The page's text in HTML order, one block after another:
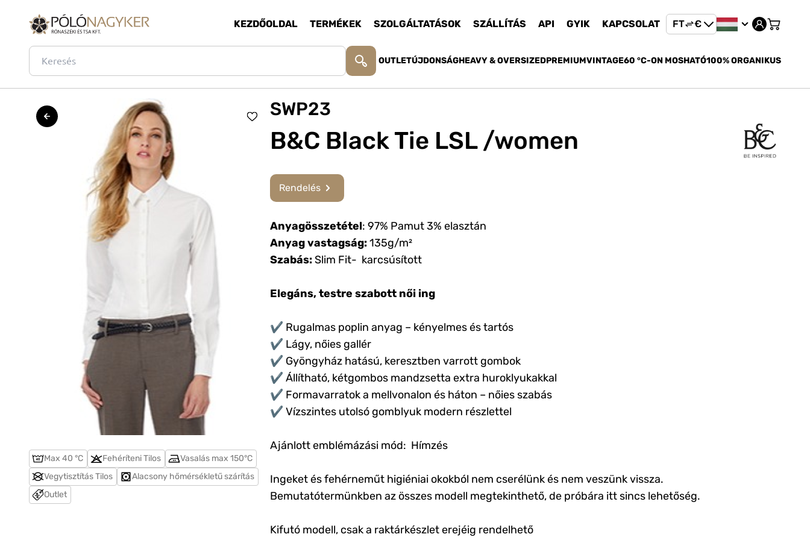
KEZDŐOLDAL TERMÉKEK SZOLGÁLTATÁSOK SZÁLLÍTÁS API GYIK KAPCSOLAT FT €
OUTLETÚJDONSÁGHEAVY & OVERSIZEDPREMIUMVINTAGE60 °C-ON MOSHATÓ100% ORGANIKUS
Max 40 °C Fehéríteni Tilos
Vasalás max 150°C
Vegytisztítás Tilos
Alacsony hőmérsékletű szárítás
Outlet
SWP23
B&C Black Tie LSL /women
Rendelés
Anyagösszetétel: 97% Pamut 3% elasztán
Anyag vastagság:135g/m²
Szabás:Slim Fit- karcsúsított
Elegáns, testre szabott női ing
✔ Rugalmas poplin anyag – kényelmes és tartós
✔ Lágy, nőies gallér
✔ Gyöngyház hatású, keresztben varrott gombok
✔ Állítható, kétgombos mandzsetta extra huroklyukakkal
✔ Formavarratok a mellvonalon és háton – nőies szabás
✔ Vízszintes utolsó gomblyuk modern részlettel
Ajánlott emblémázási mód: Hímzés
Ingeket és fehérneműt higiéniai okokból nem cserélünk és nem veszünk vissza.
Bemutatótermünkben az összes modell megtekinthető, de próbára itt sincs lehetőség.
Kifutó modell, csak a raktárkészlet erejéig rendelhető